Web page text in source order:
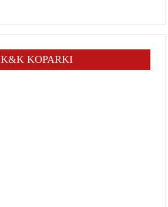
K&K KOPARKI